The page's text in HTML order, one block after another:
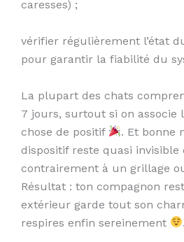
caresses) ;
vérifier régulièrement l’état
pour garantir la fiabilité du
La plupart des chats
7 jours, surtout si on associe
chose de positif
. Et bonne
dispositif reste quasi invisible
contrairement à un grillage
Résultat : ton compagnon
extérieur garde tout son
respires enfin sereinement
.